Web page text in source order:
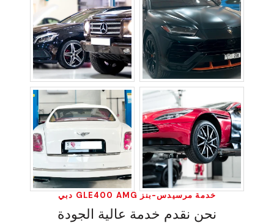
خدمة مرسيدس-بنز GLE400 AMG دبي
نحن نقدم خدمة عالية الجودة